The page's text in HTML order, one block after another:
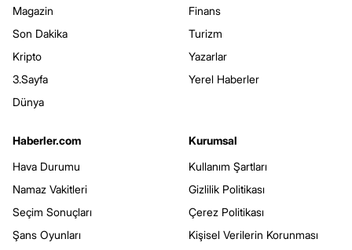
Magazin
Son Dakika
Kripto
3.Sayfa
Dünya
Finans
Turizm
Yazarlar
Yerel Haberler
Haberler.com
Hava Durumu
Namaz Vakitleri
Seçim Sonuçları
Şans Oyunları
Kurumsal
Kullanım Şartları
Gizlilik Politikası
Çerez Politikası
Kişisel Verilerin Korunması